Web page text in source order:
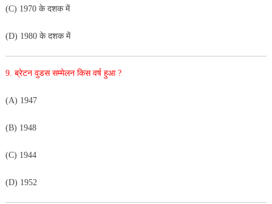
(C) 1970 के दशक में
(D) 1980 के दशक में
9. ब्रेटन वुडस सम्मेलन किस वर्ष हुआ ?
(A) 1947
(B) 1948
(C) 1944
(D) 1952